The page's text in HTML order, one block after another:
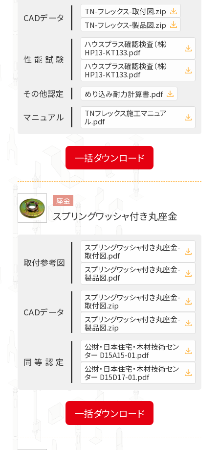
CADデータ
TN-フレックス-取付図.zip
TN-フレックス-製品図.zip
性 能 試 験
ハウスプラス確認検査（株）
HP13-KT133.pdf
ハウスプラス確認検査（株）
HP13-KT133.pdf
その他認定 めり込み耐力計算書.pdf
マニュアル
TNフレックス施工マニュア
ル.pdf
一括ダウンロード
座金
スプリングワッシャ付き丸座金
取付参考図
スプリングワッシャ付き丸座金-
取付図.pdf
スプリングワッシャ付き丸座金-
製品図.pdf
CADデータ
スプリングワッシャ付き丸座金-
取付図.zip
スプリングワッシャ付き丸座金-
製品図.zip
同 等 認 定
公財・日本住宅・木材技術セン
ター D15A15-01.pdf
公財・日本住宅・木材技術セン
ター D15D17-01.pdf
一括ダウンロード